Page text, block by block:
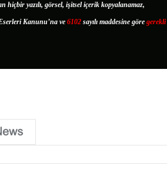
hiçbir yazılı, görsel, işitsel içerik kopyalanamaz,
Kanunu’na ve 6102 sayılı maddesine göre gerekli